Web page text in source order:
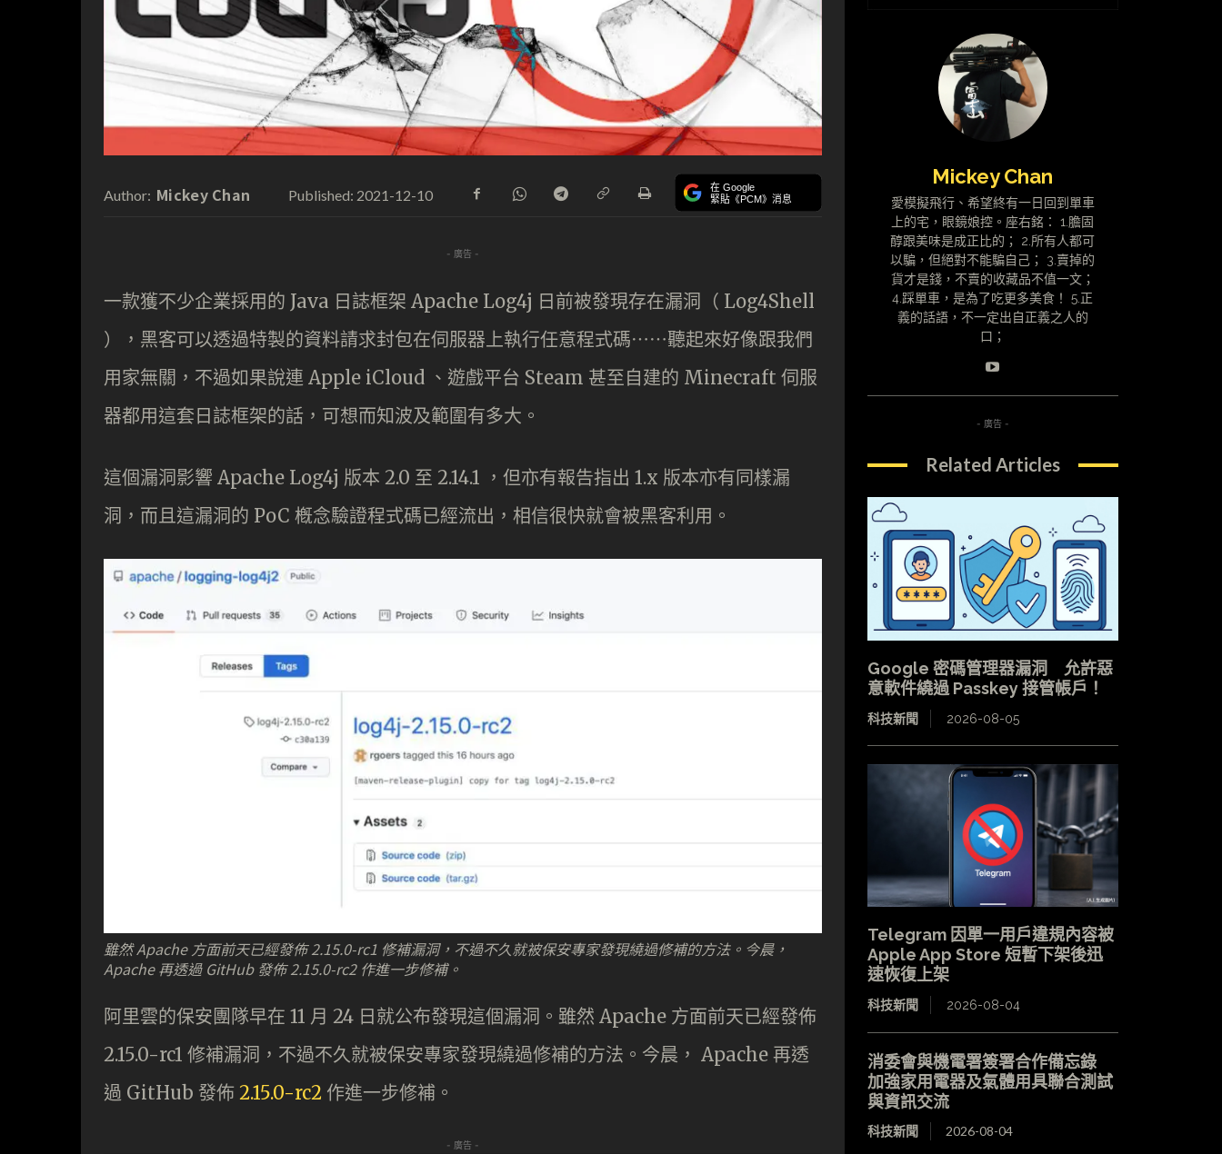
Author: Mickey Chan Published: 2021-12-10 在 Google
緊貼《PCM》消息
- 廣告 -
一款獲不少企業採用的 Java 日誌框架 Apache Log4j 日前被發現存在漏洞（ Log4Shell
），黑客可以透過特製的資料請求封包在伺服器上執行任意程式碼⋯⋯聽起來好像跟我們
用家無關，不過如果說連 Apple iCloud 、遊戲平台 Steam 甚至自建的 Minecraft 伺服
器都用這套日誌框架的話，可想而知波及範圍有多大。
這個漏洞影響 Apache Log4j 版本 2.0 至 2.14.1 ，但亦有報告指出 1.x 版本亦有同樣漏
洞，而且這漏洞的 PoC 槪念驗證程式碼已經流出，相信很快就會被黑客利用。
雖然 Apache 方面前天已經發佈 2.15.0-rc1 修補漏洞，不過不久就被保安專家發現繞過修補的方法。今晨，
Apache 再透過 GitHub 發佈 2.15.0-rc2 作進一步修補。
阿里雲的保安團隊早在 11 月 24 日就公布發現這個漏洞。雖然 Apache 方面前天已經發佈
2.15.0-rc1 修補漏洞，不過不久就被保安專家發現繞過修補的方法。今晨， Apache 再透
過 GitHub 發佈 2.15.0-rc2 作進一步修補。
- 廣告 -
Mickey Chan
愛模擬飛行、希望終有一日回到單車
上的宅，眼鏡娘控。座右銘： 1.膽固
醇跟美味是成正比的； 2.所有人都可
以騙，但絕對不能騙自己； 3.賣掉的
貨才是錢，不賣的收藏品不值一文；
4.踩單車，是為了吃更多美食！ 5.正
義的話語，不一定出自正義之人的
口；
- 廣告 -
Related Articles
Google 密碼管理器漏洞 允許惡
意軟件繞過 Passkey 接管帳戶！
科技新聞 2026-08-05
Telegram 因單一用戶違規內容被
Apple App Store 短暫下架後迅
速恢復上架
科技新聞 2026-08-04
消委會與機電署簽署合作備忘錄
加強家用電器及氣體用具聯合測試
與資訊交流
科技新聞 2026-08-04